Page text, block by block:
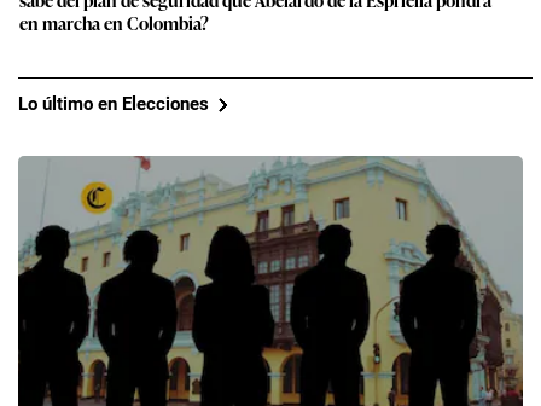
en marcha en Colombia?
Lo último en Elecciones